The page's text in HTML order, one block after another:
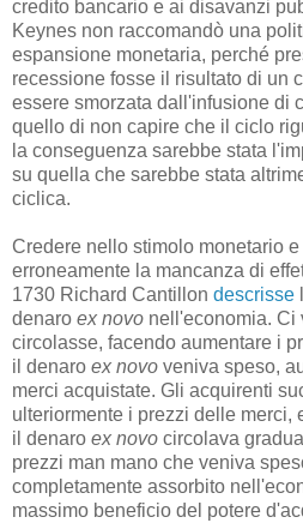
credito bancario e ai disavanzi
Keynes non raccomandò una
espansione monetaria, perché
recessione fosse il risultato di un
essere smorzata dall'infusione di
quello di non capire che il ciclo
la conseguenza sarebbe stata
su quella che sarebbe stata
ciclica.
Credere nello stimolo monetario
erroneamente la mancanza di
1730 Richard Cantillon descrisse
denaro ex novo nell'economia. Ci
circolasse, facendo aumentare i
il denaro ex novo veniva speso,
merci acquistate. Gli acquirenti
ulteriormente i prezzi delle merci,
il denaro ex novo circolava
prezzi man mano che veniva
completamente assorbito
massimo beneficio del potere